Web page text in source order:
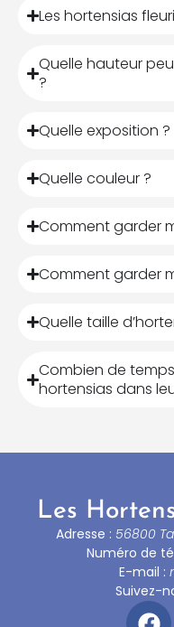
Les hortensias
Quelle hauteur
?
Quelle exposition ?
Quelle couleur ?
Comment garder
Comment garder
Quelle taille
Combien de
hortensias dans
Les
Adresse : 56800
Numéro de
E-mail :
Suivez-